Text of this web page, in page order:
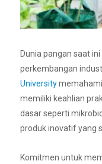
Dunia pangan saat
perkembangan
University
memiliki keahlian
dasar seperti
produk inovatif yang
Komitmen untuk